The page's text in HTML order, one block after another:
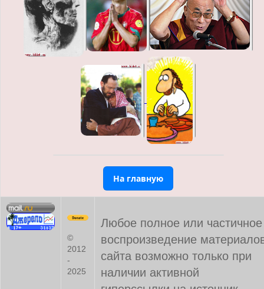
На главную
©
2012
-
2025
Любое полное или частичное
воспроизведение
сайта возможно только при
наличии активной